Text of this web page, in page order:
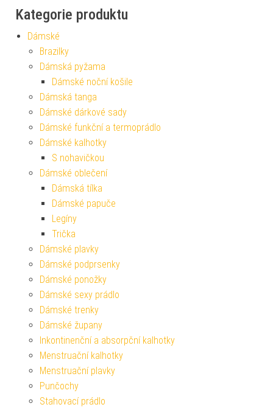
Kategorie produktu
Dámské
Brazilky
Dámská pyžama
Dámské noční košile
Dámská tanga
Dámské dárkové sady
Dámské funkční a termoprádlo
Dámské kalhotky
S nohavičkou
Dámské oblečení
Dámská tílka
Dámské papuče
Legíny
Trička
Dámské plavky
Dámské podprsenky
Dámské ponožky
Dámské sexy prádlo
Dámské trenky
Dámské župany
Inkontinenční a absorpční kalhotky
Menstruační kalhotky
Menstruační plavky
Punčochy
Stahovací prádlo